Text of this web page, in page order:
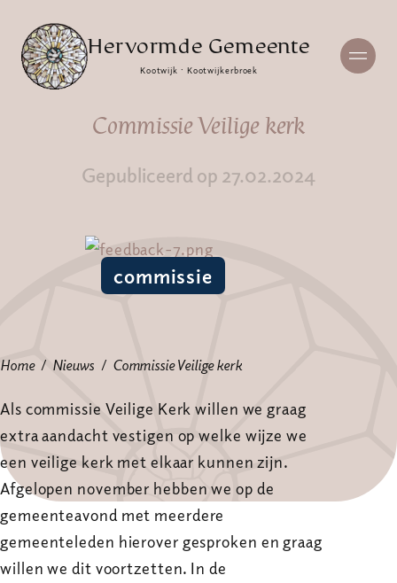
Hervormde Gemeente
Kootwijk · Kootwijkerbroek
Commissie Veilige kerk
Gepubliceerd op 27.02.2024
commissie
Home Nieuws Commissie Veilige kerk
Als commissie Veilige Kerk willen we graag
extra aandacht vestigen op welke wijze we
een veilige kerk met elkaar kunnen zijn.
Afgelopen november hebben we op de
gemeenteavond met meerdere
gemeenteleden hierover gesproken en graag
willen we dit voortzetten. In de